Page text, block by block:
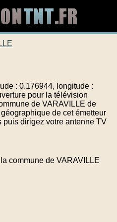
: 0.176944, longitude :
pour la télévision
de VARAVILLE de
de cet émetteur
puis dirigez votre antenne TV
commune de VARAVILLE